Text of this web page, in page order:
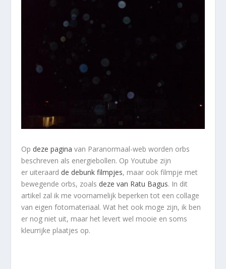
Op deze paginavan Paranormaal-web worden orbs
beschreven als energiebollen. Op Youtube zijn
er uiteraard de debunk filmpjes, maar ook filmpje met
bewegende orbs, zoals deze van Ratu Bagus. In dit
artikel zal ik me voornamelijk beperken tot een collage
van eigen fotomateriaal. Wat het ook moge zijn, ik ben
er nog niet uit, maar het levert wel mooie en soms
kleurrijke plaatjes op.